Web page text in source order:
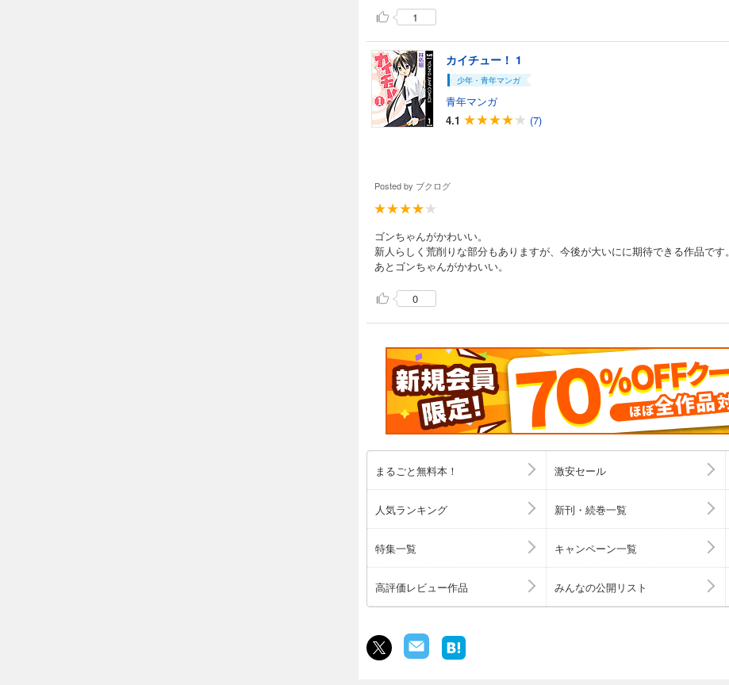
1
カイチュー！ 1
少年・青年マンガ
青年マンガ
4.1
(7)
Posted by ブクログ
ゴンちゃんがかわいい。
新人らしく荒削りな部分もありますが、今後が大いにに期待できる作品です。
あとゴンちゃんがかわいい。
0
まるごと無料本！ 激安セール
人気ランキング 新刊・続巻一覧
特集一覧 キャンペーン一覧
高評価レビュー作品 みんなの公開リスト